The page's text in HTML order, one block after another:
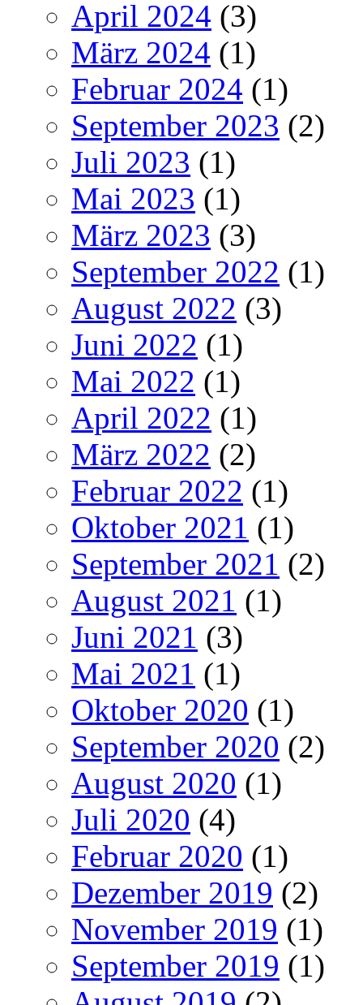
April 2024 (3)
März 2024 (1)
Februar 2024 (1)
September 2023 (2)
Juli 2023 (1)
Mai 2023 (1)
März 2023 (3)
September 2022 (1)
August 2022 (3)
Juni 2022 (1)
Mai 2022 (1)
April 2022 (1)
März 2022 (2)
Februar 2022 (1)
Oktober 2021 (1)
September 2021 (2)
August 2021 (1)
Juni 2021 (3)
Mai 2021 (1)
Oktober 2020 (1)
September 2020 (2)
August 2020 (1)
Juli 2020 (4)
Februar 2020 (1)
Dezember 2019 (2)
November 2019 (1)
September 2019 (1)